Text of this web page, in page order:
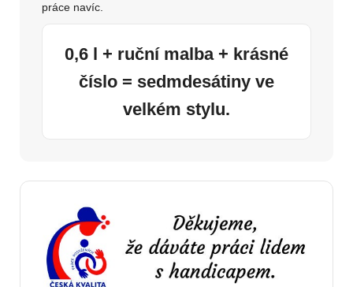
práce navíc.
0,6 l + ruční malba + krásné
číslo = sedmdesátiny ve
velkém stylu.